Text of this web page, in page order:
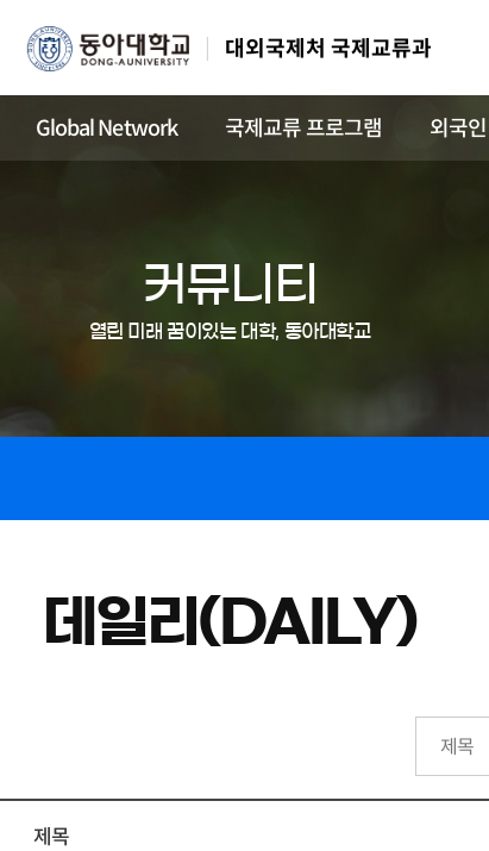
대외국제처 국제교류과
Global Network 국제교류 프로그램 외국
커뮤니티
열린 미래 꿈이있는 대학, 동아대학교
데일리(DAILY)
제목